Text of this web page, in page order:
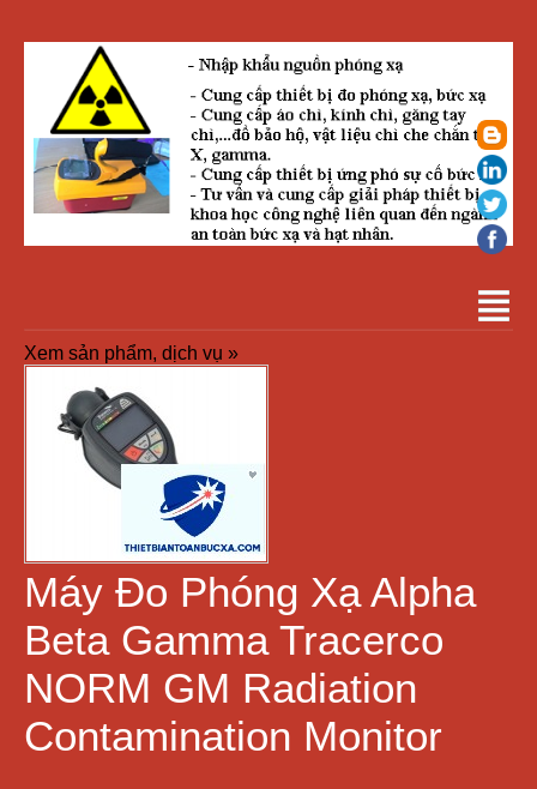
Xem sản phẩm, dịch vụ »
Máy Đo Phóng Xạ Alpha
Beta Gamma Tracerco
NORM GM Radiation
Contamination Monitor